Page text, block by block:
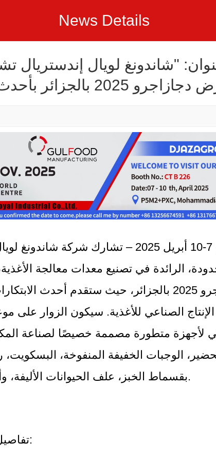
News Details
"شاندونغ لويال إندستريال
معرض دجازاجرو 2025
الجزائر، 7-10 أبريل 2025 – تشارك شركة
الرائدة في تصنيع معدات معالجة
دجازاجرو 2025 بالجزائر، حيث ستقدم أحدث
الصناعي للأغذية. سيكون الزوار على
لأجهزة متطورة مصممة خصيصًا لصناعة
الوجبات الخفيفة المنفوخة، البسكويت،
بقسماط الخبز، علف الحيوانات الأليفة، وألواح التغذية.
تفاصيل المشاركة: